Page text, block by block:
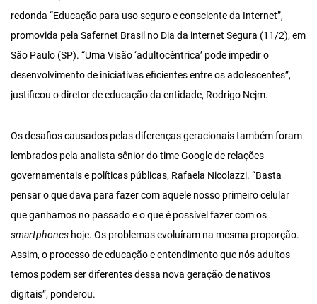
redonda “Educação para uso seguro e consciente da Internet”,
promovida pela Safernet Brasil no Dia da internet Segura (11/2), em
São Paulo (SP). “Uma Visão ‘adultocêntrica’ pode impedir o
desenvolvimento de iniciativas eficientes entre os adolescentes”,
justificou o diretor de educação da entidade, Rodrigo Nejm.
Os desafios causados pelas diferenças geracionais também foram
lembrados pela analista sênior do time Google de relações
governamentais e políticas públicas, Rafaela Nicolazzi. “Basta
pensar o que dava para fazer com aquele nosso primeiro celular
que ganhamos no passado e o que é possível fazer com os
smartphones hoje. Os problemas evoluíram na mesma proporção.
Assim, o processo de educação e entendimento que nós adultos
temos podem ser diferentes dessa nova geração de nativos
digitais”, ponderou.